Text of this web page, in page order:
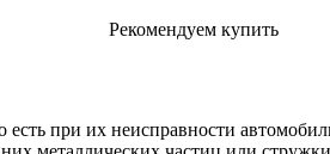
Рекомендуем купить
при их неисправности